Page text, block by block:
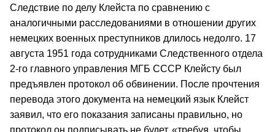
Следствие по делу Клейста по сравнению с
аналогичными расследованиями в отношении других
немецких военных преступников длилось недолго. 17
августа 1951 года сотрудниками Следственного отдела
2-го главного управления МГБ СССР Клейсту был
предъявлен протокол об обвинении. После прочтения
перевода этого документа на немецкий язык Клейст
заявил, что его показания записаны правильно, но
протокол он подписывать не будет, «требуя, чтобы